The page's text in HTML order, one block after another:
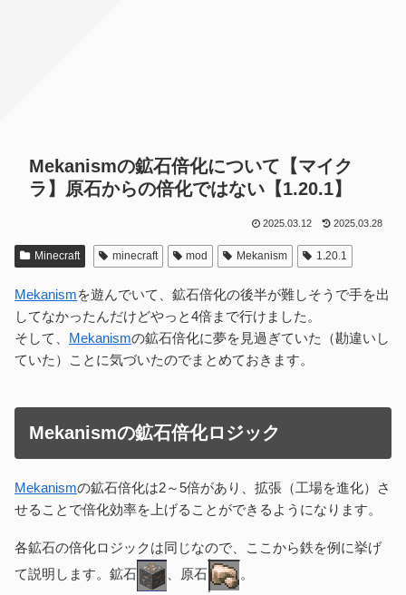
Mekanismの鉱石倍化について【マイク
ラ】原石からの倍化ではない【1.20.1】
2025.03.12 2025.03.28
Minecraft minecraft mod Mekanism 1.20.1
Mekanismを遊んでいて、鉱石倍化の後半が難しそうで手を出
してなかったんだけどやっと4倍まで行けました。
そして、 Mekanismの鉱石倍化に夢を見過ぎていた（勘違いし
ていた）ことに気づいたのでまとめておきます。
Mekanismの鉱石倍化ロジック
Mekanismの鉱石倍化は2～5倍があり、拡張（工場を進化）さ
せることで倍化効率を上げることができるようになります。
各鉱石の倍化ロジックは同じなので、ここから鉄を例に挙げ
て説明します。鉱石
、原石 。